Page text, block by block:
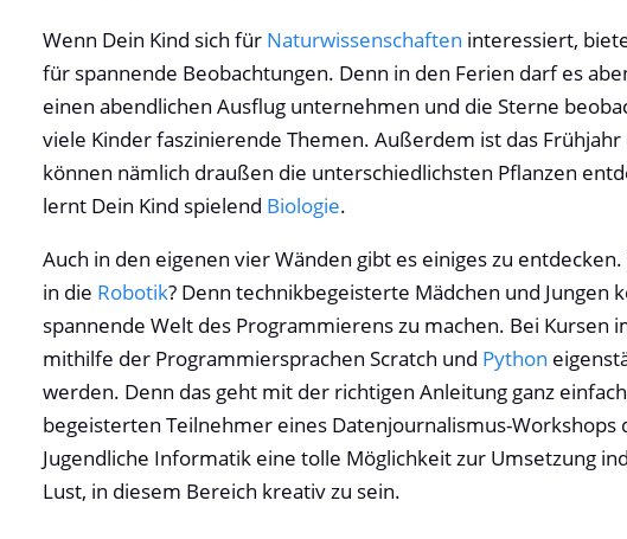
Wenn Dein Kind sich für Naturwissenschaften interessiert,
für spannende Beobachtungen. Denn in den Ferien darf es
einen abendlichen Ausflug unternehmen und die Sterne
viele Kinder faszinierende Themen. Außerdem ist das
können nämlich draußen die unterschiedlichsten Pflanzen
lernt Dein Kind spielend Biologie.
Auch in den eigenen vier Wänden gibt es einiges zu
in die Robotik? Denn technikbegeisterte Mädchen und
spannende Welt des Programmierens zu machen. Bei Kursen
mithilfe der Programmiersprachen Scratch und Python
werden. Denn das geht mit der richtigen Anleitung ganz
begeisterten Teilnehmer eines Datenjournalismus-Workshops
Jugendliche Informatik eine tolle Möglichkeit zur Umsetzung
Lust, in diesem Bereich kreativ zu sein.